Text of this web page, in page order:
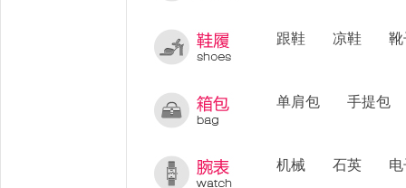
跟鞋 凉鞋 靴
单肩包 手提包
机械 石英